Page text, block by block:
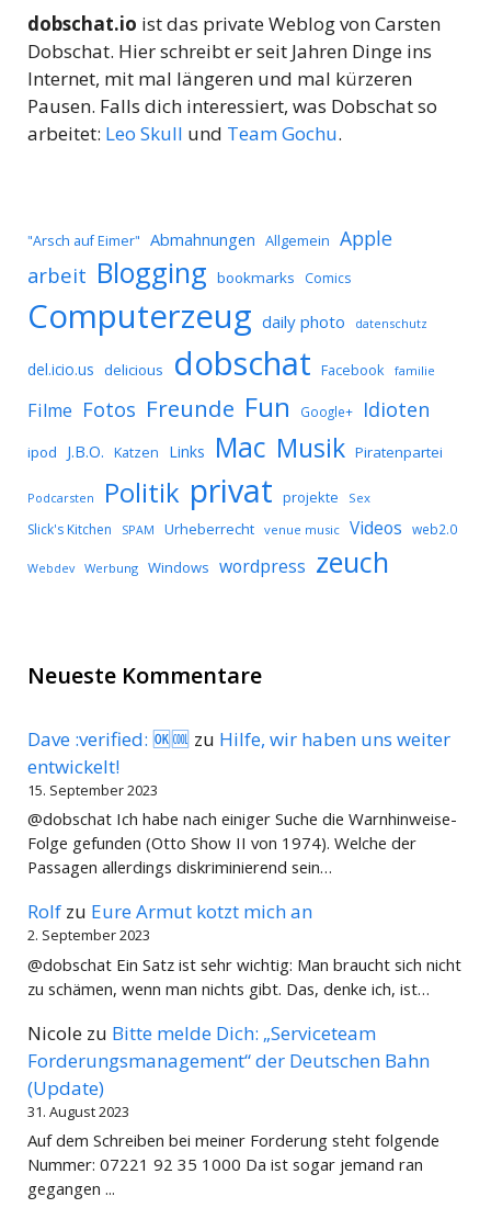
dobschat.io ist das private Weblog von Carsten
Dobschat. Hier schreibt er seit Jahren Dinge ins
Internet, mit mal längeren und mal kürzeren
Pausen. Falls dich interessiert, was Dobschat so
arbeitet: Leo Skull und Team Gochu.
"Arsch auf Eimer" Abmahnungen Allgemein Apple
arbeit Blogging bookmarks Comics
Computerzeug daily photo datenschutz
del.icio.us delicious dobschat Facebook familie
Filme Fotos Freunde Fun Google+ Idioten
ipod J.B.O. Katzen Links Mac Musik Piratenpartei
Podcarsten Politik privat projekte Sex
Slick's Kitchen SPAM Urheberrecht venue music Videos web2.0
Webdev Werbung Windows wordpress zeuch
Neueste Kommentare
Dave :verified: 🆗🆒 zu Hilfe, wir haben uns weiter
entwickelt!
15. September 2023
@dobschat Ich habe nach einiger Suche die Warnhinweise-
Folge gefunden (Otto Show II von 1974). Welche der
Passagen allerdings diskriminierend sein…
Rolf zu Eure Armut kotzt mich an
2. September 2023
@dobschat Ein Satz ist sehr wichtig: Man braucht sich nicht
zu schämen, wenn man nichts gibt. Das, denke ich, ist…
Nicole zu Bitte melde Dich: „Serviceteam
Forderungsmanagement“ der Deutschen Bahn
(Update)
31. August 2023
Auf dem Schreiben bei meiner Forderung steht folgende
Nummer: 07221 92 35 1000 Da ist sogar jemand ran
gegangen ...